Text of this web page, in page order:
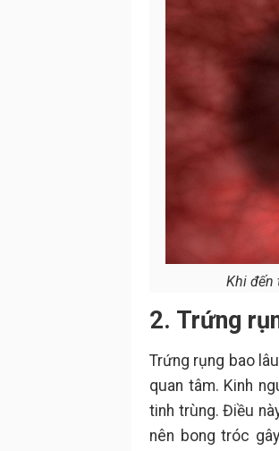
Khi đến
2. Trứng
Trứng rụng bao
quan tâm. Kinh
tinh trùng. Điều
nên bong tróc